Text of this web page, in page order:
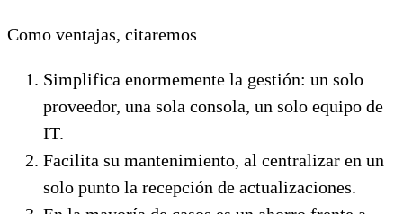
Como ventajas, citaremos
Simplifica enormemente la gestión: un solo
proveedor, una sola consola, un solo equipo de
IT.
Facilita su mantenimiento, al centralizar en un
solo punto la recepción de actualizaciones.